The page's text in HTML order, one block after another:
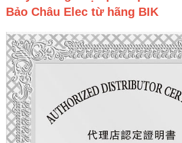
Bảo Châu Elec từ hãng BIK